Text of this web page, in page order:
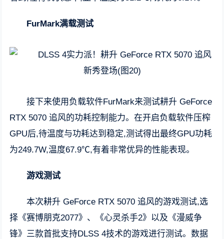
FurMark满载测试
接下来使用负载软件FurMark来测试耕升 GeForce
RTX 5070 追风的功耗控制能力。在开启负载软件压榨
GPU后,待温度与功耗达到稳定,测试得出最终GPU功耗
为249.7W,温度67.9℃,有着非常优异的性能表现。
游戏测试
本次耕升 GeForce RTX 5070 追风的游戏测试,选
择《赛博朋克2077》、《心灵杀手2》以及《漫威争
锋》三款首批支持DLSS 4技术的游戏进行测试。数据